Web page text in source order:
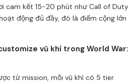
cam kết 15-20 phút như Call of Duty
động đủ đầy, đó là điểm cộng lớn
vũ khí trong World War:
từ mission, mỗi vũ khí có 5 tier.